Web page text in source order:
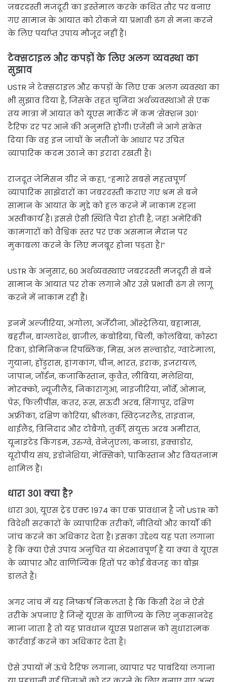
जबरदस्ती मजदूरी का इस्तेमाल करके कथित तौर पर बनाए
गए सामान के आयात को रोकने या प्रभावी ढंग से मना करने
के लिए पर्याप्त उपाय मौजूद नहीं हैं।
टेक्सटाइल और कपड़ों के लिए अलग व्यवस्था का
सुझाव
USTR ने टेक्सटाइल और कपड़ों के लिए एक अलग व्यवस्था का
भी सुझाव दिया है, जिसके तहत चुनिंदा अर्थव्यवस्थाओं से एक
तय मात्रा में आयात को यूएस मार्केट में कम ‘सेक्शन 301’
टैरिफ दर पर आने की अनुमति होगी। एजेंसी ने आगे संकेत
दिया कि वह इन जांचों के नतीजों के आधार पर उचित
व्यापारिक कदम उठाने का इरादा रखती है।
राजदूत जेमिसन ग्रीर ने कहा, “हमारे सबसे महत्वपूर्ण
व्यापारिक साझेदारों का जबरदस्ती कराए गए श्रम से बने
सामान के आयात के मुद्दे को हल करने में नाकाम रहना
अस्वीकार्य है। इससे ऐसी स्थिति पैदा होती है, जहां अमेरिकी
कामगारों को वैश्विक स्तर पर एक असमान मैदान पर
मुकाबला करने के लिए मजबूर होना पड़ता है।”
USTR के अनुसार, 60 अर्थव्यवस्थाएं जबरदस्ती मजदूरी से बने
सामान के आयात पर रोक लगाने और उसे प्रभावी ढंग से लागू
करने में नाकाम रही हैं।
इनमें अल्जीरिया, अंगोला, अर्जेंटीना, ऑस्ट्रेलिया, बहामास,
बहरीन, बांग्लादेश, ब्राजील, कंबोडिया, चिली, कोलंबिया, कोस्टा
रिका, डोमिनिकन रिपब्लिक, मिस्र, अल सल्वाडोर, ग्वाटेमाला,
गुयाना, होंडुरास, हांगकांग, चीन, भारत, इराक, इजरायल,
जापान, जॉर्डन, कजाकिस्तान, कुवैत, लीबिया, मलेशिया,
मोरक्को, न्यूजीलैंड, निकारागुआ, नाइजीरिया, नॉर्वे, ओमान,
पेरू, फिलीपींस, कतर, रूस, सऊदी अरब, सिंगापुर, दक्षिण
अफ्रीका, दक्षिण कोरिया, श्रीलंका, स्विट्जरलैंड, ताइवान,
थाईलैंड, त्रिनिदाद और टोबैगो, तुर्की, संयुक्त अरब अमीरात,
यूनाइटेड किंगडम, उरुग्वे, वेनेज़ुएला, कनाडा, इक्वाडोर,
यूरोपीय संघ, इंडोनेशिया, मेक्सिको, पाकिस्तान और वियतनाम
शामिल हैं।
धारा 301 क्या है?
धारा 301, यूएस ट्रेड एक्ट 1974 का एक प्रावधान है जो USTR को
विदेशी सरकारों के व्यापारिक तरीकों, नीतियों और कार्यों की
जांच करने का अधिकार देता है। इसका उद्देश्य यह पता लगाना
है कि क्या ऐसे उपाय अनुचित या भेदभावपूर्ण हैं या क्या वे यूएस
के व्यापार और वाणिज्यिक हितों पर कोई बेवजह का बोझ
डालते हैं।
अगर जांच में यह निष्कर्ष निकलता है कि किसी देश ने ऐसे
तरीके अपनाए हैं जिन्हें यूएस के वाणिज्य के लिए नुकसानदेह
माना जाता है तो यह प्रावधान यूएस प्रशासन को सुधारात्मक
कार्रवाई करने का अधिकार देता है।
ऐसे उपायों में ऊंचे टैरिफ लगाना, व्यापार पर पाबंदियां लगाना